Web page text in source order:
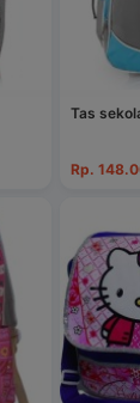
Tas
Rp.